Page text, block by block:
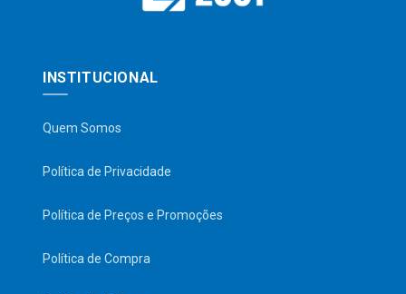
INSTITUCIONAL
Quem Somos
Política de Privacidade
Política de Preços e Promoções
Política de Compra